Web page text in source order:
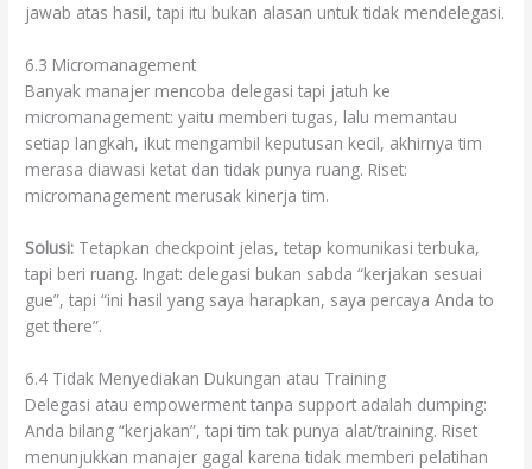
jawab atas hasil, tapi itu bukan alasan untuk tidak mendelegasi.
6.3 Micromanagement
Banyak manajer mencoba delegasi tapi jatuh ke
micromanagement: yaitu memberi tugas, lalu memantau
setiap langkah, ikut mengambil keputusan kecil, akhirnya tim
merasa diawasi ketat dan tidak punya ruang. Riset:
micromanagement merusak kinerja tim.
Solusi: Tetapkan checkpoint jelas, tetap komunikasi terbuka,
tapi beri ruang. Ingat: delegasi bukan sabda “kerjakan sesuai
gue”, tapi “ini hasil yang saya harapkan, saya percaya Anda to
get there”.
6.4 Tidak Menyediakan Dukungan atau Training
Delegasi atau empowerment tanpa support adalah dumping:
Anda bilang “kerjakan”, tapi tim tak punya alat/training. Riset
menunjukkan manajer gagal karena tidak memberi pelatihan